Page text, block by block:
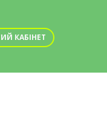
КАБІНЕТ